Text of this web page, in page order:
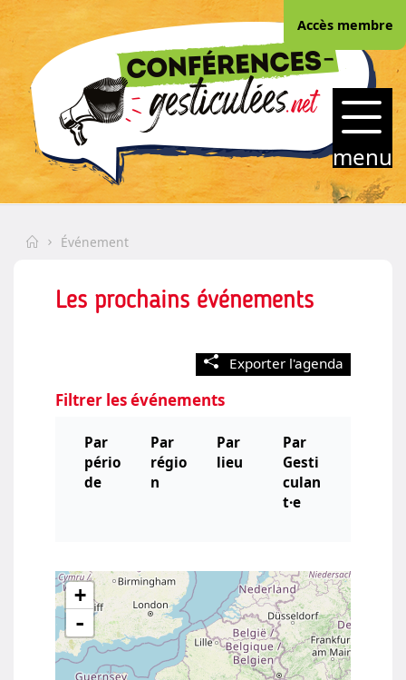
Skip
content
CONFERENCES-
GESTICULEES.NET
menu
Accès membre
HomeÉvénement
Les prochains événements
Exporter l'agenda
Filtrer les événements
Par
pério
de
Par
régio
n
Par
lieu
Par
Gesti
culan
t·e
+
-